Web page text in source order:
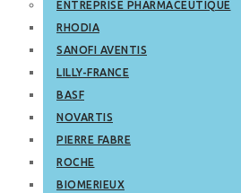
ENTREPRISE PHARMACEUTIQUE
RHODIA
SANOFI AVENTIS
LILLY-FRANCE
BASF
NOVARTIS
PIERRE FABRE
ROCHE
BIOMERIEUX